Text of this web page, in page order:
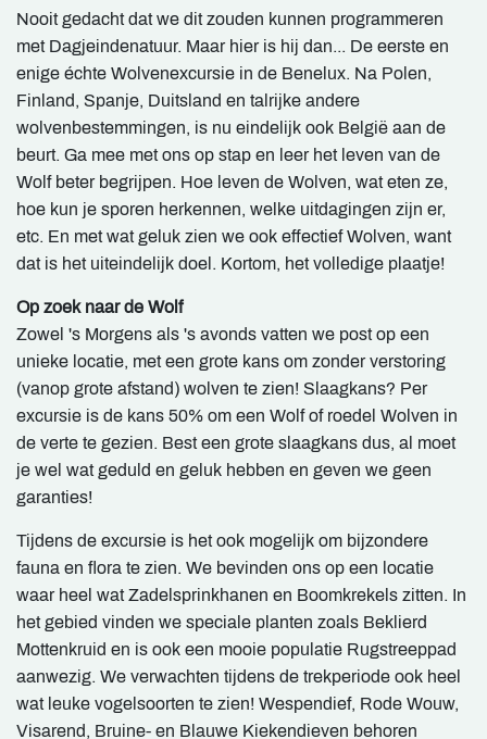
Nooit gedacht dat we dit zouden kunnen programmeren
met Dagjeindenatuur. Maar hier is hij dan... De eerste en
enige échte Wolvenexcursie in de Benelux. Na Polen,
Finland, Spanje, Duitsland en talrijke andere
wolvenbestemmingen, is nu eindelijk ook België aan de
beurt. Ga mee met ons op stap en leer het leven van de
Wolf beter begrijpen. Hoe leven de Wolven, wat eten ze,
hoe kun je sporen herkennen, welke uitdagingen zijn er,
etc. En met wat geluk zien we ook effectief Wolven, want
dat is het uiteindelijk doel. Kortom, het volledige plaatje!
Op zoek naar de Wolf
Zowel 's Morgens als 's avonds vatten we post op een
unieke locatie, met een grote kans om zonder verstoring
(vanop grote afstand) wolven te zien! Slaagkans? Per
excursie is de kans 50% om een Wolf of roedel Wolven in
de verte te gezien. Best een grote slaagkans dus, al moet
je wel wat geduld en geluk hebben en geven we geen
garanties!
Tijdens de excursie is het ook mogelijk om bijzondere
fauna en flora te zien. We bevinden ons op een locatie
waar heel wat Zadelsprinkhanen en Boomkrekels zitten. In
het gebied vinden we speciale planten zoals Beklierd
Mottenkruid en is ook een mooie populatie Rugstreeppad
aanwezig. We verwachten tijdens de trekperiode ook heel
wat leuke vogelsoorten te zien! Wespendief, Rode Wouw,
Visarend, Bruine- en Blauwe Kiekendieven behoren